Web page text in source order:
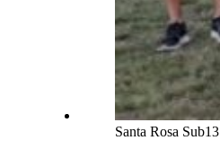
Santa Rosa Sub13